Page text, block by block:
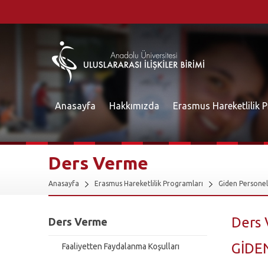
Anasayfa Hakkımızda Erasmus Hareketlilik
Ders Verme
Anasayfa Erasmus Hareketlilik Programları Giden Personel
Ders
Ders Verme
Faaliyetten Faydalanma Koşulları